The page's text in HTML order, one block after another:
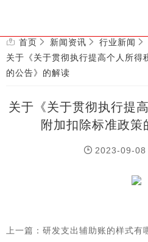
首页 新闻资讯
行业新闻
关于《关于贯彻执行提高个人所得
的公告》的解读
关于《关于贯彻执行提
附加扣除标准政策
2023-09-08
上一篇：研发支出辅助账的样式